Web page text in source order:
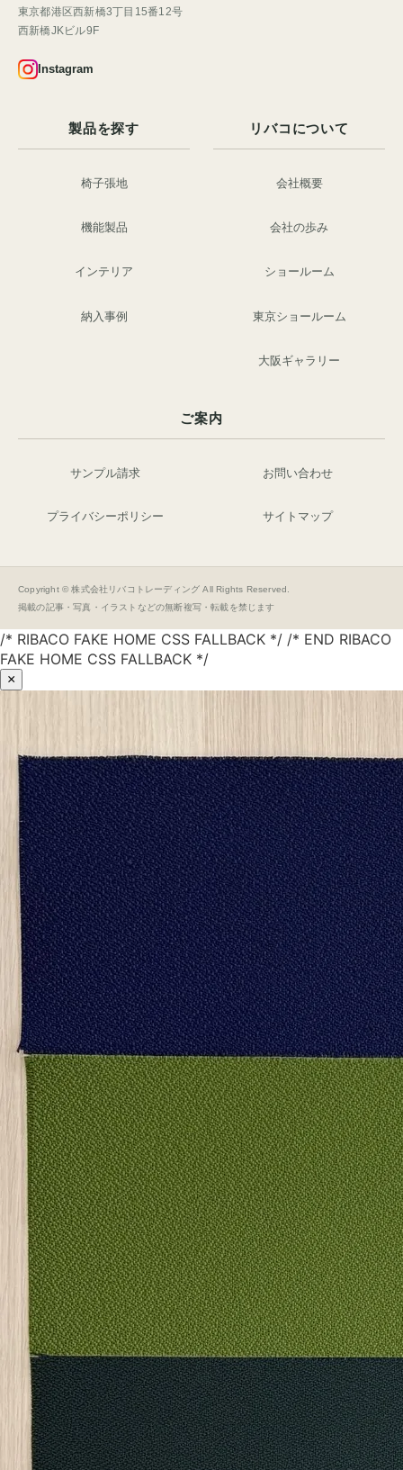
東京都港区西新橋3丁目15番12号
西新橋JKビル9F
Instagram
製品を探す
椅子張地
機能製品
インテリア
納入事例
リバコについて
会社概要
会社の歩み
ショールーム
東京ショールーム
大阪ギャラリー
ご案内
サンプル請求 お問い合わせ
プライバシーポリシー サイトマップ
Copyright © 株式会社リバコトレーディング All Rights Reserved.
掲載の記事・写真・イラストなどの無断複写・転載を禁じます
/* RIBACO FAKE HOME CSS FALLBACK */ /* END RIBACO
FAKE HOME CSS FALLBACK */
×